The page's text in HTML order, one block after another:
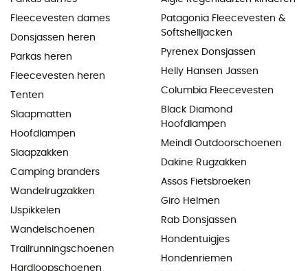
Fleecevesten dames
Donsjassen heren
Parkas heren
Fleecevesten heren
Tenten
Slaapmatten
Hoofdlampen
Slaapzakken
Camping branders
Wandelrugzakken
IJspikkelen
Wandelschoenen
Trailrunningschoenen
Hardloopschoenen
Patagonia Fleecevesten &
Softshelljacken
Pyrenex Donsjassen
Helly Hansen Jassen
Columbia Fleecevesten
Black Diamond
Hoofdlampen
Meindl Outdoorschoenen
Dakine Rugzakken
Assos Fietsbroeken
Giro Helmen
Rab Donsjassen
Hondentuigjes
Hondenriemen